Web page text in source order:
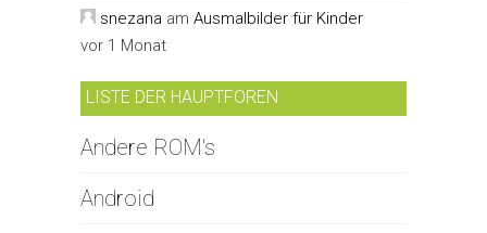
snezana am Ausmalbilder für Kinder
vor 1 Monat
LISTE DER HAUPTFOREN
Andere ROM's
Android